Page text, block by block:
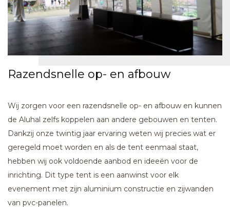
Razendsnelle op- en afbouw
Wij zorgen voor een razendsnelle op- en afbouw en kunnen
de Aluhal zelfs koppelen aan andere gebouwen en tenten.
Dankzij onze twintig jaar ervaring weten wij precies wat er
geregeld moet worden en als de tent eenmaal staat,
hebben wij ook voldoende aanbod en ideeën voor de
inrichting. Dit type tent is een aanwinst voor elk
evenement met zijn aluminium constructie en zijwanden
van pvc-panelen.